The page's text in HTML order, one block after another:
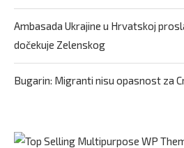
Ambasada Ukrajine u Hrvatskoj
dočekuje Zelenskog
Bugarin: Migranti nisu opasnost za